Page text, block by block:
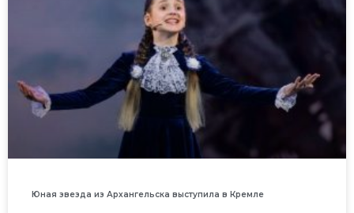
Юная звезда из Архангельска выступила в Кремле